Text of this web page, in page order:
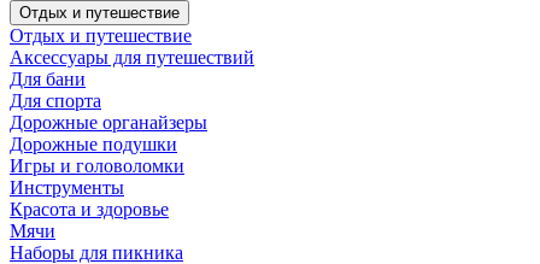
Отдых и путешествие
Отдых и путешествие
Аксессуары для путешествий
Для бани
Для спорта
Дорожные органайзеры
Дорожные подушки
Игры и головоломки
Инструменты
Красота и здоровье
Мячи
Наборы для пикника